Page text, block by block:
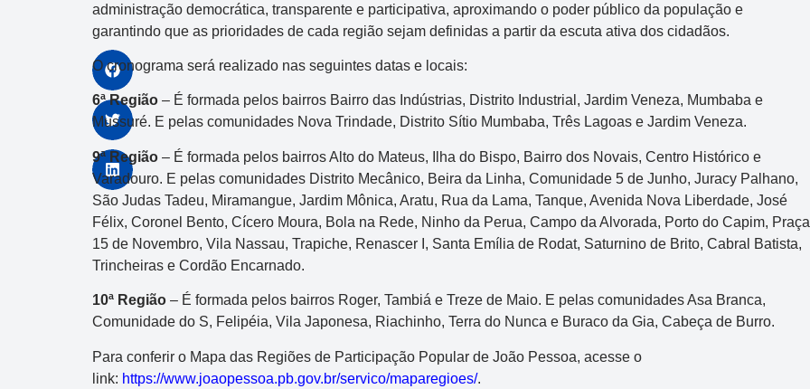
administração democrática, transparente e participativa, aproximando o poder público da população e
garantindo que as prioridades de cada região sejam definidas a partir da escuta ativa dos cidadãos.
O cronograma será realizado nas seguintes datas e locais:
6ª Região – É formada pelos bairros Bairro das Indústrias, Distrito Industrial, Jardim Veneza, Mumbaba e
Mussuré. E pelas comunidades Nova Trindade, Distrito Sítio Mumbaba, Três Lagoas e Jardim Veneza.
9ª Região – É formada pelos bairros Alto do Mateus, Ilha do Bispo, Bairro dos Novais, Centro Histórico e
Varadouro. E pelas comunidades Distrito Mecânico, Beira da Linha, Comunidade 5 de Junho, Juracy Palhano,
São Judas Tadeu, Miramangue, Jardim Mônica, Aratu, Rua da Lama, Tanque, Avenida Nova Liberdade, José
Félix, Coronel Bento, Cícero Moura, Bola na Rede, Ninho da Perua, Campo da Alvorada, Porto do Capim, Praça
15 de Novembro, Vila Nassau, Trapiche, Renascer I, Santa Emília de Rodat, Saturnino de Brito, Cabral Batista,
Trincheiras e Cordão Encarnado.
10ª Região – É formada pelos bairros Roger, Tambiá e Treze de Maio. E pelas comunidades Asa Branca,
Comunidade do S, Felipéia, Vila Japonesa, Riachinho, Terra do Nunca e Buraco da Gia, Cabeça de Burro.
Para conferir o Mapa das Regiões de Participação Popular de João Pessoa, acesse o
link: https://www.joaopessoa.pb.gov.br/servico/maparegioes/.